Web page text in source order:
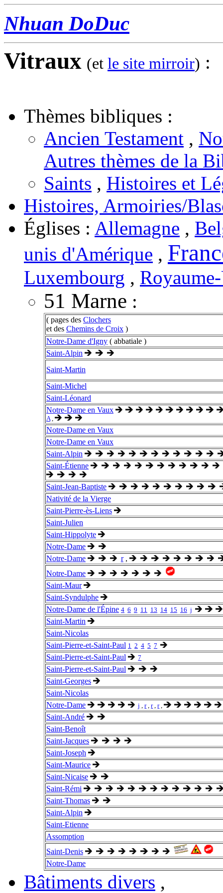
Nhuan DoDuc
Vitraux (et le site mirroir) :
Thèmes bibliques :
Ancien Testament ,
Autres thèmes de la
Saints , Histoires et
Histoires, Armoiries/
Églises : Allemagne ,
unis d'Amérique ,
Luxembourg ,
51 Marne :
( pages des Clochers
et des Chemins de Croix )
Notre-Dame d'Igny ( abbatiale )
Saint-Alpin
Saint-Martin
Saint-Michel
Saint-Léonard
Notre-Dame en Vaux
A
Notre-Dame en Vaux
Notre-Dame en Vaux
Saint-Alpin
Saint-Étienne
Saint-Jean-Baptiste
Nativité de la Vierge
Saint-Pierre-ès-Liens
Saint-Julien
Saint-Hippolyte
Notre-Dame
Notre-Dame
r,
Notre-Dame
Saint-Maur
Saint-Syndulphe
Notre-Dame de l'Épine 4 6 9 11 13 14 15 16 j
Saint-Martin
Saint-Nicolas
Saint-Pierre-et-Saint-Paul 1 2 4 5 7
Saint-Pierre-et-Saint-Paul 7
Saint-Pierre-et-Saint-Paul
Saint-Georges
Saint-Nicolas
Notre-Dame
j ,r,r,r,
Saint-André
Saint-Benoît
Saint-Jacques
Saint-Joseph
Saint-Maurice
Saint-Nicaise
Saint-Rémi
Saint-Thomas
Saint-Alpin
Saint-Etienne
Assomption
Saint-Denis
Notre-Dame
Bâtiments divers ,